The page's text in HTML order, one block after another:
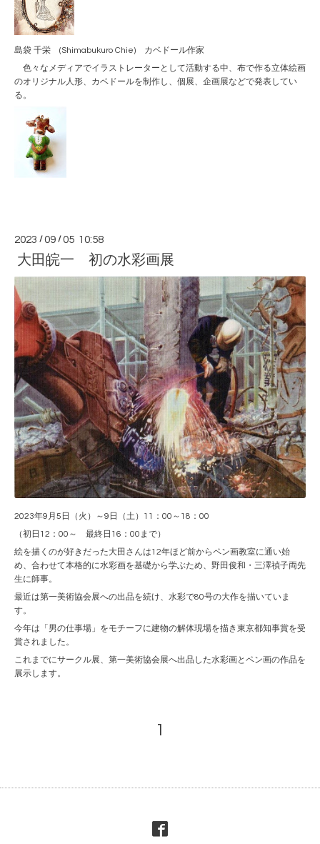
島袋 千栄 (Shimabukuro Chie) カベドール作家
色々なメディアでイラストレーターとして活動する中、布で作る立体絵画
のオリジナル人形、カベドールを制作し、個展、企画展などで発表してい
る。
2023 /09 /05 10:58
大田皖一 初の水彩画展
2023年9月5日（火）～9日（土）11：00～18：00
（初日12：00～ 最終日16：00まで）
絵を描くのが好きだった大田さんは12年ほど前からペン画教室に通い始
め、合わせて本格的に水彩画を基礎から学ぶため、野田俊和・三澤禎子両先
生に師事。
最近は第一美術協会展への出品を続け、水彩で80号の大作を描いていま
す。
今年は「男の仕事場」をモチーフに建物の解体現場を描き東京都知事賞を受
賞されました。
これまでにサークル展、第一美術協会展へ出品した水彩画とペン画の作品を
展示します。
1